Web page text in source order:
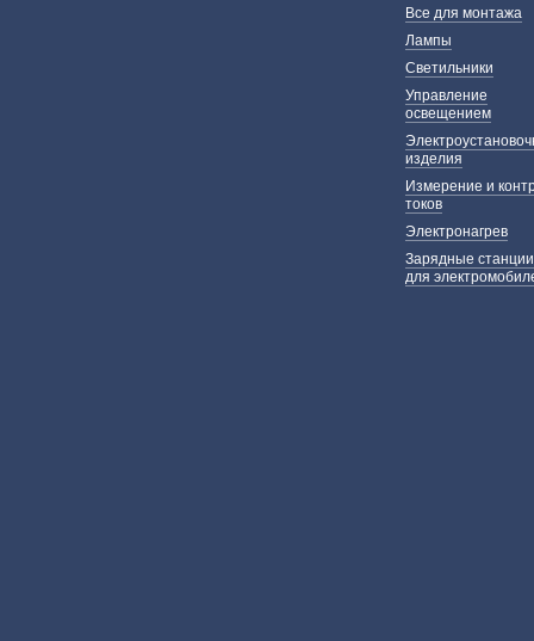
Все для монтажа
Лампы
Светильники
Управление
освещением
изделия
Измерение и
токов
Электронагрев
Зарядные станции
для